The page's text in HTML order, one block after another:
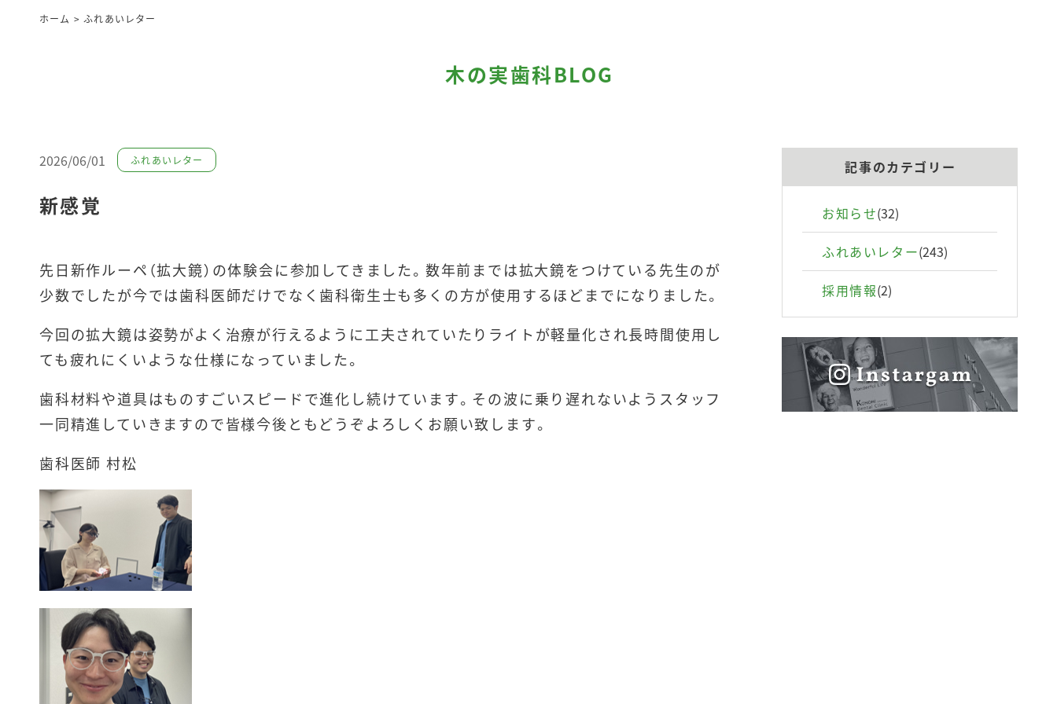
ホーム >ふれあいレター
木の実歯科BLOG
2026/06/01 ふれあいレター
新感覚
先日新作ルーペ（拡大鏡）の体験会に参加してきました。数年前までは拡大鏡をつけている先生のが
少数でしたが今では歯科医師だけでなく歯科衛生士も多くの方が使用するほどまでになりました。
今回の拡大鏡は姿勢がよく治療が行えるように工夫されていたりライトが軽量化され長時間使用し
ても疲れにくいような仕様になっていました。
歯科材料や道具はものすごいスピードで進化し続けています。その波に乗り遅れないようスタッフ
一同精進していきますので皆様今後ともどうぞよろしくお願い致します。
歯科医師 村松
記事のカテゴリー
お知らせ(32)
ふれあいレター(243)
採用情報(2)